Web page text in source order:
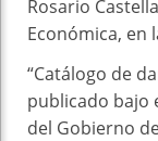
Rosario
Económica, en
“Catálogo de
publicado bajo
del Gobierno